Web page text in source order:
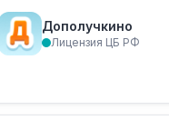
Дополучкино
Лицензия ЦБ РФ